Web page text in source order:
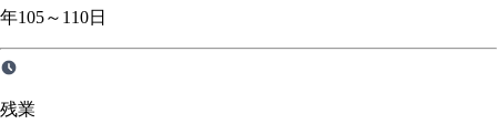
年105～110日
残業